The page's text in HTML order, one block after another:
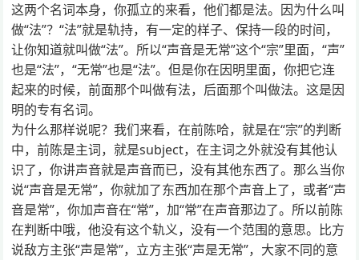
这两个名词本身，你孤立的来看，他们都是法。因为什么叫
做“法”？“法”就是轨持，有一定的样子、保持一段的时间，
让你知道就叫做“法”。所以“声音是无常”这个“宗”里面，“声”
也是“法”，“无常”也是“法”。但是你在因明里面，你把它连
起来的时候，前面那个叫做有法，后面那个叫做法。这是因
明的专有名词。
为什么那样说呢？我们来看，在前陈哈，就是在“宗”的判断
中，前陈是主词，就是subject，在主词之外就没有其他认
识了，你讲声音就是声音而已，没有其他东西了。那么当你
说“声音是无常”，你就加了东西加在那个声音上了，或者“声
音是常”，你加声音在“常”，加“常”在声音那边了。所以前陈
在判断中哦，他没有这个轨义，没有一个范围的意思。比方
说敌方主张“声是常”，立方主张“声是无常”，大家不同的意